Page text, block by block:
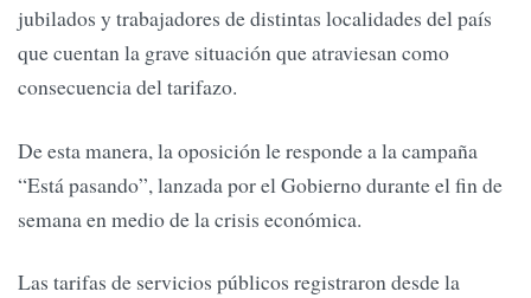
jubilados y trabajadores de distintas localidades del país
que cuentan la grave situación que atraviesan como
consecuencia del tarifazo.
De esta manera, la oposición le responde a la campaña
“Está pasando”, lanzada por el Gobierno durante el fin de
semana en medio de la crisis económica.
Las tarifas de servicios públicos registraron desde la